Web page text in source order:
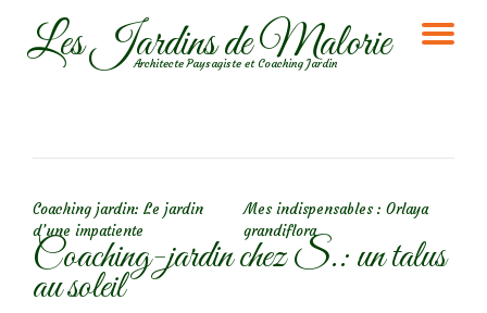
AllerLes Jardins de Malorie
Architecte Paysagiste et Coaching Jardin
Coaching jardin: Le jardin
d’une impatiente
Mes indispensables : Orlaya
grandiflora
Coaching-jardin chez S.: un talus
au soleil